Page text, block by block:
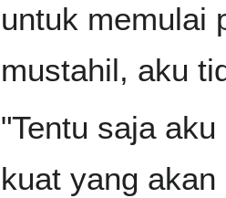
untuk memulai
mustahil, aku
"Tentu saja
kuat yang